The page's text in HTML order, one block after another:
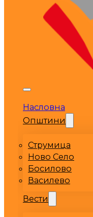
Насловна
Општини
Струмица
Ново Село
Босилово
Василево
Вести